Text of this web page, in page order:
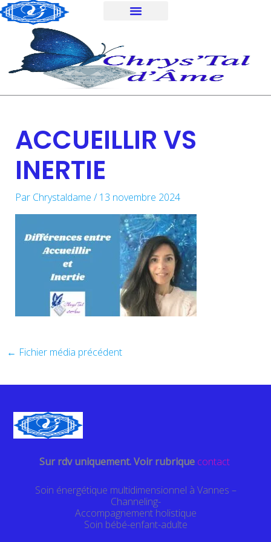
Aller
au
contenu
ACCUEILLIR VS
INERTIE
Par Chrystaldame /13 novembre 2024
← Fichier média précédent
Sur rdv uniquement. Voir rubrique contact
Soin énergétique multidimensionnel à Vannes –
Channeling-
Accompagnement holistique
Soin bébé-enfant-adulte